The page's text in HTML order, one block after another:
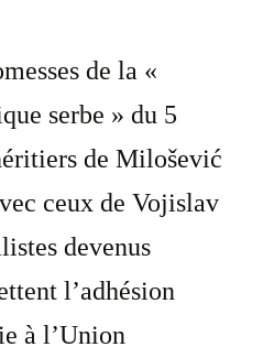
de la «
serbe » du 5
de Milošević
ceux de Vojislav
devenus
l’adhésion
à l’Union